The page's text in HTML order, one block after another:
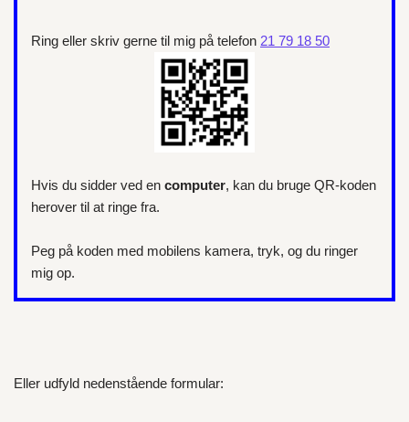
Ring eller skriv gerne til mig på telefon 21 79 18 50
Hvis du sidder ved en computer, kan du bruge QR-koden
herover til at ringe fra.
Peg på koden med mobilens kamera, tryk, og du ringer
mig op.
Eller udfyld nedenstående formular: